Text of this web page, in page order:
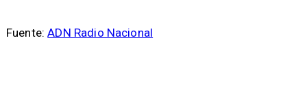
Fuente:ADN Radio Nacional